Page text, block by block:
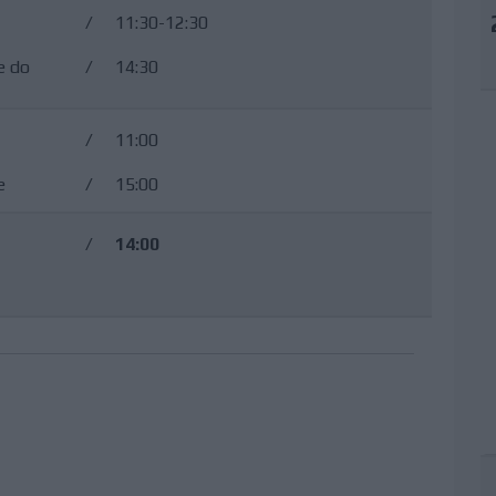
/ 11:30-12:30
do / 14:30
/ 11:00
/ 15:00
/ 14:00